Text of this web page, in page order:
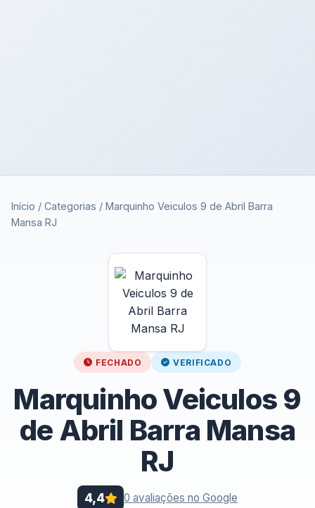
Início / Categorias / Marquinho Veiculos 9 de Abril Barra
Mansa RJ
FECHADO VERIFICADO
Marquinho Veiculos 9
de Abril Barra Mansa
RJ
4,4 0 avaliações no Google